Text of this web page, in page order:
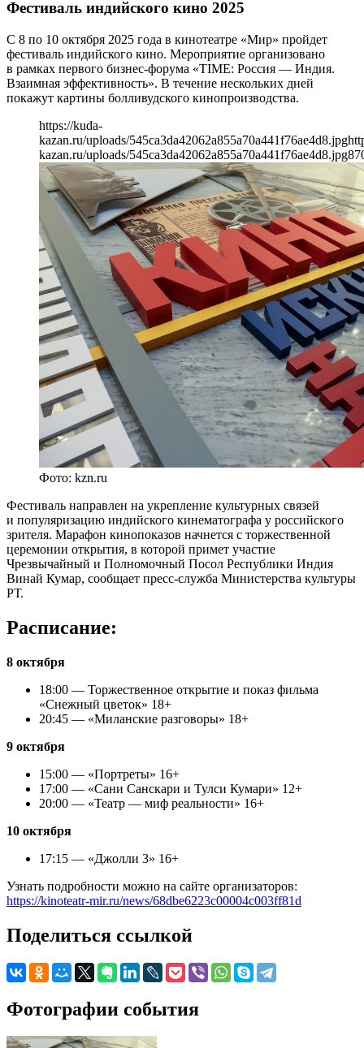
Фестиваль индийского кино 2025
С 8 по 10 октября 2025 года в кинотеатре «Мир» пройдет
фестиваль индийского кино. Мероприятие организовано
в рамках первого бизнес-форума «TIME: Россия — Индия.
Взаимная эффективность». В течение нескольких дней
покажут картины болливудского кинопроизводства.
https://kuda-
kazan.ru/uploads/545ca3da42062a855a70a441f76ae4d8.jpg
kazan.ru/uploads/545ca3da42062a855a70a441f76ae4d8.jpg
Фото: kzn.ru
Фестиваль направлен на укрепление культурных связей
и популяризацию индийского кинематографа у российского
зрителя. Марафон кинопоказов начнется с торжественной
церемонии открытия, в которой примет участие
Чрезвычайный и Полномочный Посол Республики Индия
Винай Кумар, сообщает пресс-служба Министерства культуры
РТ.
Расписание:
8 октября
18:00 — Торжественное открытие и показ фильма
«Снежный цветок» 18+
20:45 — «Миланские разговоры» 18+
9 октября
15:00 — «Портреты» 16+
17:00 — «Сани Санскари и Тулси Кумари» 12+
20:00 — «Театр — миф реальности» 16+
10 октября
17:15 — «Джолли 3» 16+
Узнать подробности можно на сайте организаторов:
https://kinoteatr-mir.ru/news/68dbe6223c00004c003ff81d
Поделиться ссылкой
Фотографии события